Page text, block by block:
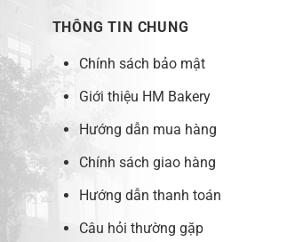
THÔNG TIN CHUNG
Chính sách bảo mật
Giới thiệu HM Bakery
Hướng dẫn mua hàng
Chính sách giao hàng
Hướng dẫn thanh toán
Câu hỏi thường gặp